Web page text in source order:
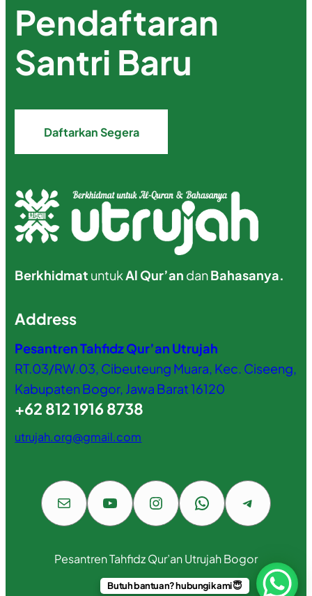
Pendaftaran
Santri Baru
Daftarkan Segera
Berkhidmat untukAl Qur’an danBahasanya.
Address
Pesantren Tahfidz Qur’an Utrujah
RT.03/RW.03, Cibeuteung Muara, Kec. Ciseeng,
Kabupaten Bogor, Jawa Barat 16120
+62 812 1916 8738
utrujah.org@gmail.com
Mail YouTube Instagram WhatsApp Telegram
Pesantren Tahfidz Qur’an Utrujah Bogor
Butuh bantuan? hubungi kami 😇